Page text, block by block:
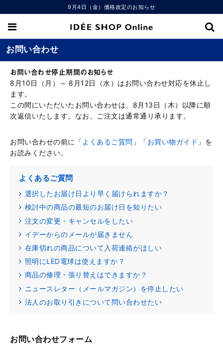
9月4日（金）価格改定のお知らせ
お問い合わせ
お問い合わせ停止期間のお知らせ
8月10日（月）～ 8月12日（水）はお問い合わせ対応を休止し
ます。
この間にいただいたお問い合わせは、8月13日（木）以降に順
次返信いたします。なお、ご注文は通常通り承ります。
お問い合わせの前に「よくあるご質問 」「お買い物ガイド 」を
お読みください。
よくあるご質問
選択したお届け日より早く届けられますか？
検討中の商品の最短のお届け日を知りたい
注文の変更・キャンセルをしたい
イデーからのメールが届きません
在庫切れの商品について入荷連絡がほしい
照明にLED電球は使えますか？
商品の修理・張り替えはできますか？
ニュースレター（メールマガジン）を停止したい
法人のお取り引きについて問い合わせたい
お問い合わせフォーム